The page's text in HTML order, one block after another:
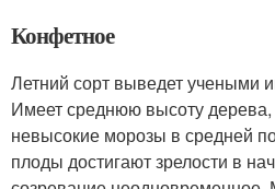
Конфетное
Летний сорт выведет учеными
Имеет среднюю высоту
невысокие морозы в средней
плоды достигают зрелости в